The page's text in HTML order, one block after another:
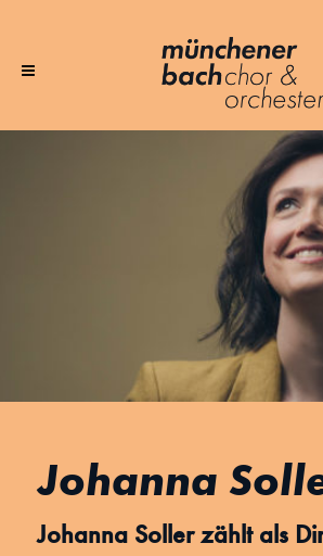
Johanna
Johanna Soller zählt als